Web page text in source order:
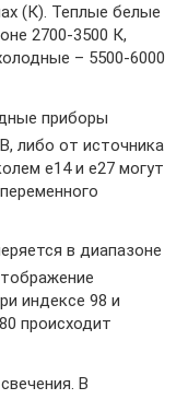
(К). Теплые белые
2700-3500 К,
– 5500-6000
приборы
либо от источника
е14 и е27 могут
в диапазоне
индексе 98 и
происходит
В